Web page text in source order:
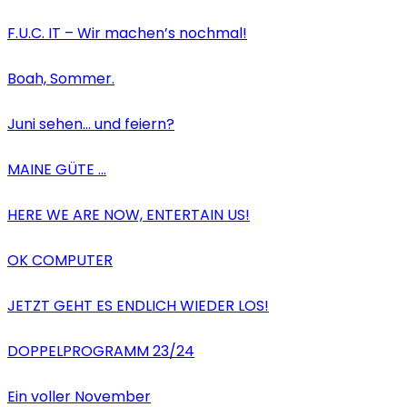
F.U.C. IT – Wir machen’s nochmal!
Boah, Sommer.
Juni sehen… und feiern?
MAINE GÜTE …
HERE WE ARE NOW, ENTERTAIN US!
OK COMPUTER
JETZT GEHT ES ENDLICH WIEDER LOS!
DOPPELPROGRAMM 23/24
Ein voller November